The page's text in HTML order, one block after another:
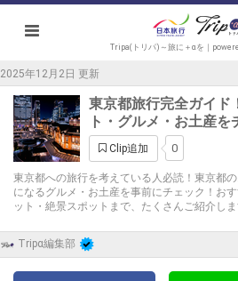
Tripa(トリパ)～旅に＋αを｜
2025年12月2日 更新
東京都旅行完全ガイド
ト・グルメ・お土産を
Clip追加 0
東京都への旅行を考えている人必読！東京都
になるグルメ・お土産を事前にチェック！お
ット・絶景スポットまで、たくさんご紹介し
Tripα編集部